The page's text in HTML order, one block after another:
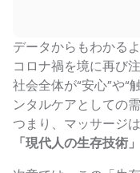
データからもわかる
コロナ禍を境に再び
社会全体が“安心”や“
ンタルケアとしての
つまり、マッサージ
「現代人の生存技術」